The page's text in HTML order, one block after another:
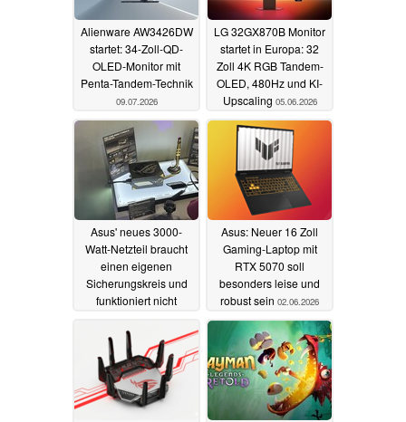
Alienware AW3426DW
startet: 34-Zoll-QD-
OLED-Monitor mit
Penta-Tandem-Technik
09.07.2026
LG 32GX870B Monitor
startet in Europa: 32
Zoll 4K RGB Tandem-
OLED, 480Hz und KI-
Upscaling 05.06.2026
Asus' neues 3000-
Watt-Netzteil braucht
einen eigenen
Sicherungskreis und
funktioniert nicht
Asus: Neuer 16 Zoll
Gaming-Laptop mit
RTX 5070 soll
besonders leise und
robust sein 02.06.2026